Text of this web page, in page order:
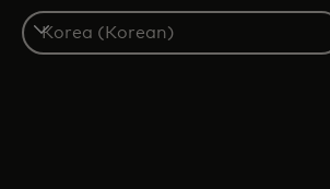
S
e
In
ook
터/
X
브